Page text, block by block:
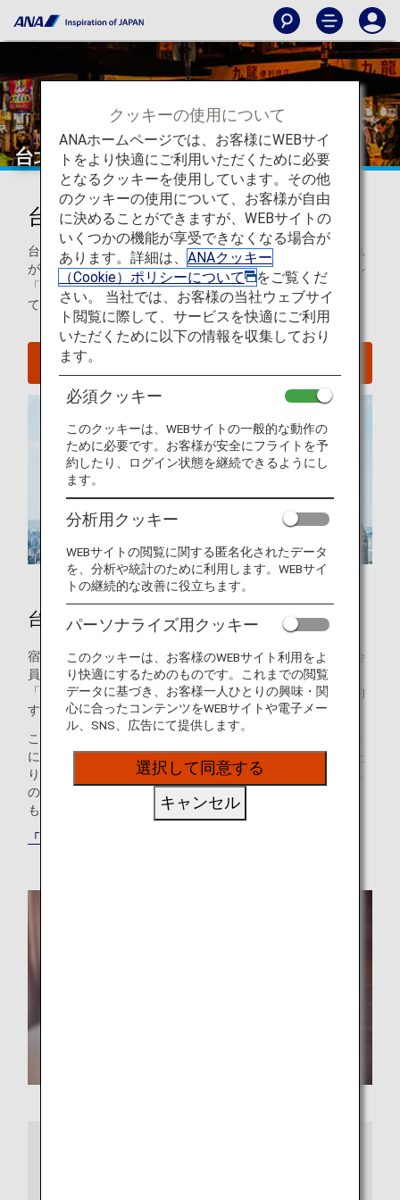
台北
台北を知ろう
台北は地域の影響が混じり合った街で、通りや建築物にそれ
が表れています。屋台グルメに舌鼓を打ったら、超高層ビル
「台北101」の最上階からこの都市のモダンな稜線を味わっ
てください。
台北のホテル
宿泊施設のご予約はお済みですか？ANAマイレージクラブ会
員のお客様は、世界の約100万軒のホテルが利用できる
「ANAワールドホテル」サービスを使って、ホテルをご予約
することができます。
このサービスを使えば、ANAマイレージクラブのアカウント
にログインして最適なホテルを選ぶだけで、マイルを貯めた
り使ったりできます。ご家族でプール付きのホテルをお探し
の方も、ご出張のニーズにお応えするホテルをお探しの方
も、最適な「もうひとつの我が家」が見つかります。
「ANAワールドホテル」サービスでホテルを探す
クッキーの使用について
ANAホームページでは、お客様にWEBサイ
トをより快適にご利用いただくために必要
となるクッキーを使用しています。その他
のクッキーの使用について、お客様が自由
に決めることができますが、WEBサイトの
いくつかの機能が享受できなくなる場合が
あります。詳細は、 ANAクッキー
（Cookie）ポリシーについて
をご覧くだ
さい。 当社では、お客様の当社ウェブサイ
ト閲覧に際して、サービスを快適にご利用
いただくために以下の情報を収集しており
ます。
必須クッキー
このクッキーは、WEBサイトの一般的な動作の
ために必要です。お客様が安全にフライトを予
約したり、ログイン状態を継続できるようにし
ます。
分析用クッキー
WEBサイトの閲覧に関する匿名化されたデータ
を、分析や統計のために利用します。WEBサイ
トの継続的な改善に役立ちます。
パーソナライズ用クッキー
このクッキーは、お客様のWEBサイト利用をよ
り快適にするためのものです。これまでの閲覧
データに基づき、お客様一人ひとりの興味・関
心に合ったコンテンツをWEBサイトや電子メー
ル、SNS、広告にて提供します。
選択して同意する
キャンセル